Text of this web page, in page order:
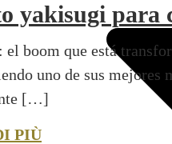
yakisugi para
el boom que está
uno de sus
[…]
PIÙ